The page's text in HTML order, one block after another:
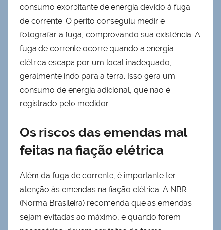
consumo exorbitante de energia devido à fuga
de corrente. O perito conseguiu medir e
fotografar a fuga, comprovando sua existência. A
fuga de corrente ocorre quando a energia
elétrica escapa por um local inadequado,
geralmente indo para a terra. Isso gera um
consumo de energia adicional, que não é
registrado pelo medidor.
Os riscos das emendas mal
feitas na fiação elétrica
Além da fuga de corrente, é importante ter
atenção às emendas na fiação elétrica. A NBR
(Norma Brasileira) recomenda que as emendas
sejam evitadas ao máximo, e quando forem